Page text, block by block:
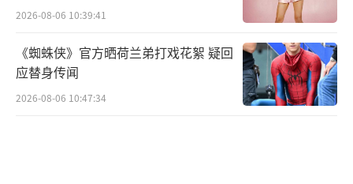
2026-08-06 10:39:41
《蜘蛛侠》官方晒荷兰弟打戏花絮 疑回
应替身传闻
2026-08-06 10:47:34